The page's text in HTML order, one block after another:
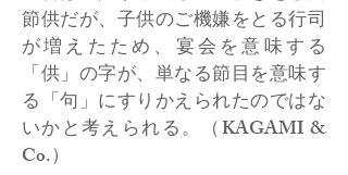
節供だが、子供のご機嫌をとる行司
が増えたため、宴会を意味する
「供」の字が、単なる節目を意味す
る「句」にすりかえられたのではな
いかと考えられる。（KAGAMI &
Co.）